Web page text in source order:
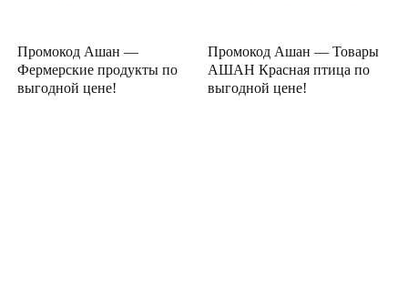
Промокод Ашан —
Фермерские продукты по
выгодной цене!
Промокод Ашан — Товары
АШАН Красная птица по
выгодной цене!